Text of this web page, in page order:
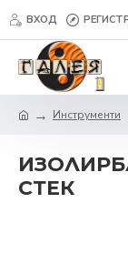
ВХОД
Инструменти
СТЕК